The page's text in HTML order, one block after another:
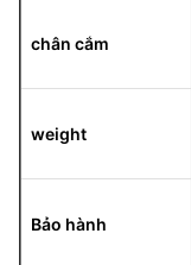
chân cắm
weight
Bảo hành